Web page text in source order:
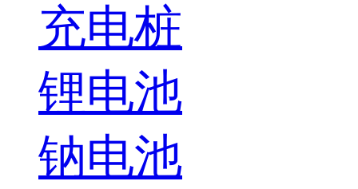
充电桩
锂电池
钠电池